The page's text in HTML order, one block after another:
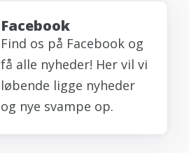
Facebook
Find os på Facebook og
få alle nyheder! Her vil vi
løbende ligge nyheder
og nye svampe op.